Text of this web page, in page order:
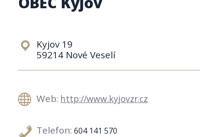
Kyjov 19
59214 Nové Veselí
Web: http://www.kyjovzr.cz
Telefon: 604 141 570